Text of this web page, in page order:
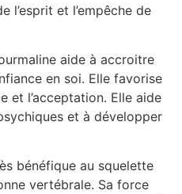
l’esprit et l’empêche de
aide à accroitre
en soi. Elle favorise
et l’acceptation. Elle aide
et à développer
bénéfique au squelette
vertébrale. Sa force